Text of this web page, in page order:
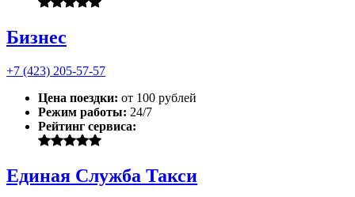
Бизнес
+7 (423) 205-57-57
Цена поездки: от 100 рублей
Режим работы: 24/7
Рейтинг сервиса:
Единая Служба Такси